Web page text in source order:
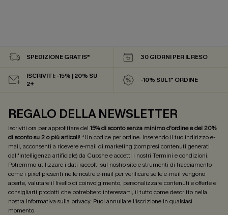
SPEDIZIONE GRATIS* 30 GIORNI PER IL RESO
ISCRIVITI: -15% | 20% SU
2+
-10% SUL 1° ORDINE
REGALO DELLA NEWSLETTER
Iscriviti ora per approfittare del 15% di sconto senza minimo d'ordine e del 20%
di sconto su 2 o più articoli! *Un codice per ordine. Inserendo il tuo indirizzo e-
mail, acconsenti a ricevere e-mail di marketing (compresi contenuti generati
dall'intelligenza artificiale) da Cupshe e accetti i nostri Termini e condizioni.
Potremmo utilizzare i dati raccolti sul nostro sito e strumenti di tracciamento
come i pixel presenti nelle nostre e-mail per verificare se le e-mail vengono
aperte, valutare il livello di coinvolgimento, personalizzare contenuti e offerte e
consigliarti prodotti che potrebbero interessarti, il tutto come descritto nella
nostra Informativa sulla privacy. Puoi annullare l'iscrizione in qualsiasi
momento.